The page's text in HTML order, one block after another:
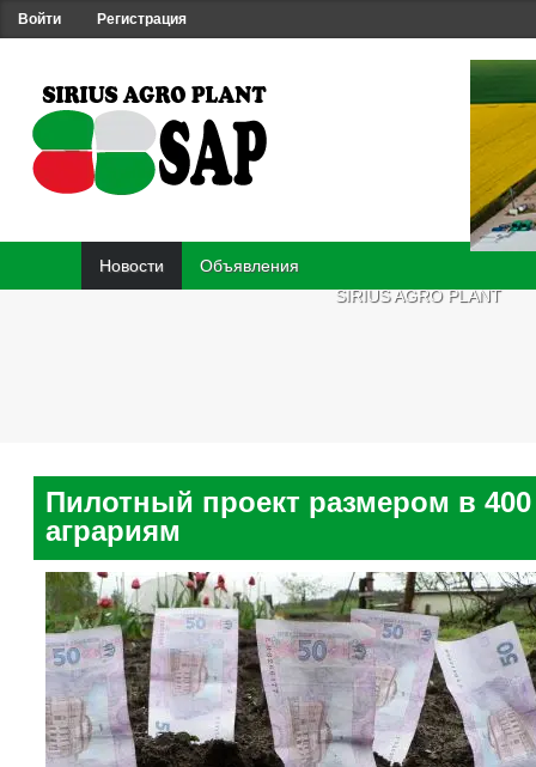
Войти Регистрация
Новости
Объявления
SIRIUS AGRO PLANT
Пилотный проект размером в
аграриям